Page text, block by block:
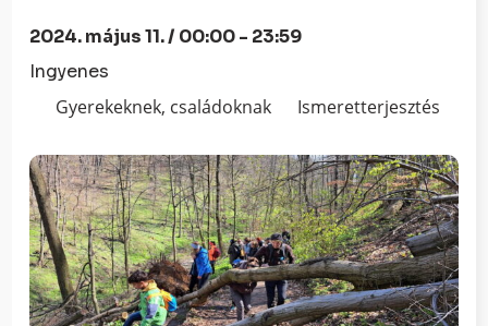
2024. május 11. / 00:00 - 23:59
Ingyenes
Gyerekeknek, családoknak Ismeretterjesztés